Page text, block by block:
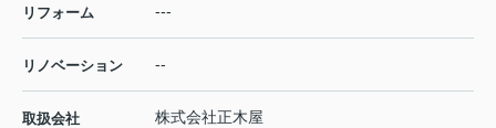
リフォーム ---
リノベーション --
取扱会社
株式会社正木屋